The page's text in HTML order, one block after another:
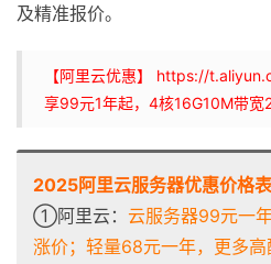
及精准报价。
【阿里云优惠】 https://
享99元1年起，4核16G10M带
2025阿里云服务器优惠价格表
①阿里云： 云服务器99元一
涨价；轻量68元一年，更多高